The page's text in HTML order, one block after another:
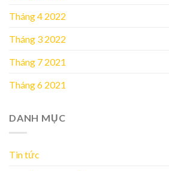
Tháng 4 2022
Tháng 3 2022
Tháng 7 2021
Tháng 6 2021
DANH MỤC
Tin tức